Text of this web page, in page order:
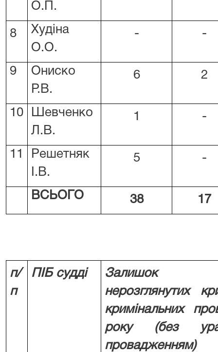
О.П.
8
Худіна
О.О.
- -
9
Ониско
Р.В.
6 2
10
Шевченко
Л.В.
1 -
11
Решетняк
І.В.
5 -
ВСЬОГО 38 17
п/
п
ПІБ судді
Залишок
нерозглянутих
кримінальних
року(без
провадженням)